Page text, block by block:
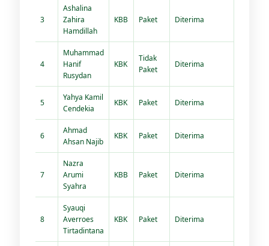
3
Ashalina
Zahira
Hamdillah
KBB Paket Diterima
4
Muhammad
Hanif
Rusydan
KBK
Tidak
Paket
Diterima
5
Yahya Kamil
Cendekia
KBK Paket Diterima
6
Ahmad
Ahsan Najib
KBK Paket Diterima
7
Nazra
Arumi
Syahra
KBB Paket Diterima
8
Syauqi
Averroes
Tirtadintana
KBK Paket Diterima